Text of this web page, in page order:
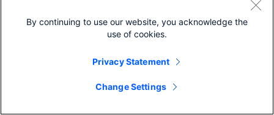
By continuing to use our website, you acknowledge the
use of cookies.
Privacy Statement
Change Settings